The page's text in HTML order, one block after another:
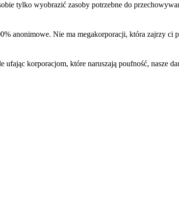
tylko wyobrazić zasoby potrzebne do
anonimowe. Nie ma megakorporacji, która zajrzy ci
korporacjom, które naruszają poufność, nasze